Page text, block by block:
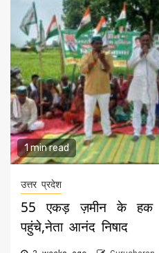
1 min read
उत्तर प्रदेश
55 एकड़ ज़मीन के हक
पहुंचे,नेता आनंद निषाद